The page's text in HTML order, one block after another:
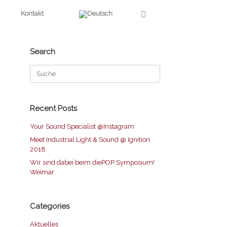
Kontakt
Search
Suche
Recent Posts
Your Sound Specialist @Instagram
Meet Industrial Light & Sound @ Ignition
2018
Wir sind dabei beim diePOP Symposium!
Weimar
Categories
Aktuelles